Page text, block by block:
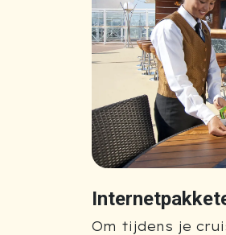
Om tijdens je